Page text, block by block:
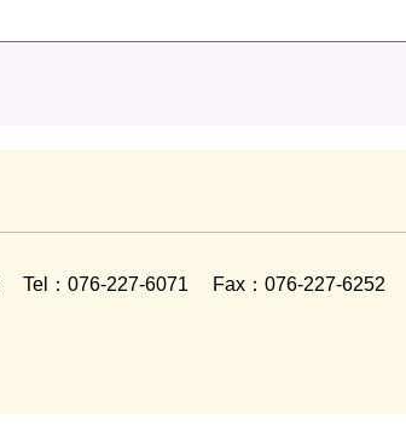
Tel：076-227-6071 Fax：076-227-6252